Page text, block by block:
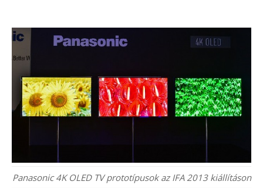
Panasonic 4K OLED TV prototípusok az IFA 2013 kiállításon